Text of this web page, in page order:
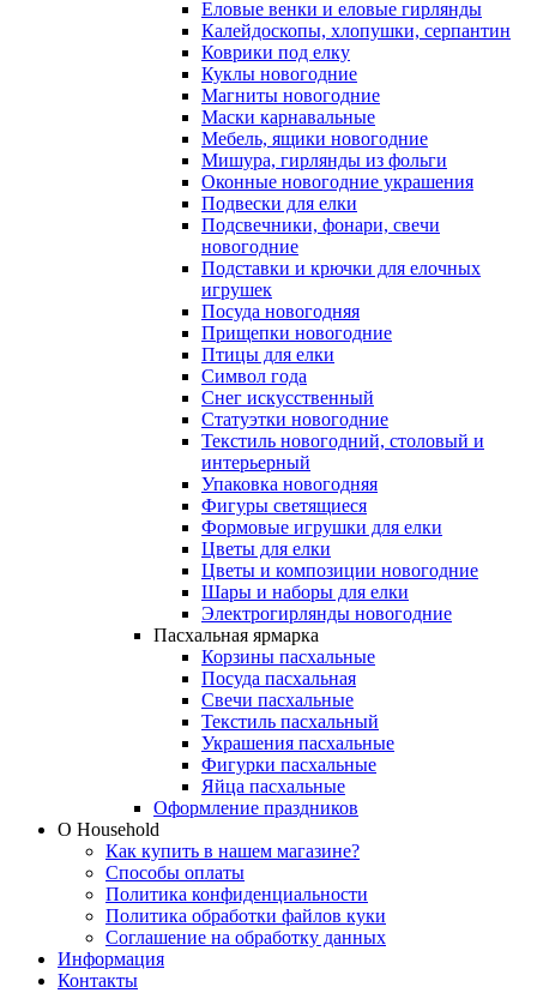
Еловые венки и еловые гирлянды
Калейдоскопы, хлопушки, серпантин
Коврики под елку
Куклы новогодние
Магниты новогодние
Маски карнавальные
Мебель, ящики новогодние
Мишура, гирлянды из фольги
Оконные новогодние украшения
Подвески для елки
Подсвечники, фонари, свечи
новогодние
Подставки и крючки для елочных
игрушек
Посуда новогодняя
Прищепки новогодние
Птицы для елки
Символ года
Снег искусственный
Статуэтки новогодние
Текстиль новогодний, столовый и
интерьерный
Упаковка новогодняя
Фигуры светящиеся
Формовые игрушки для елки
Цветы для елки
Цветы и композиции новогодние
Шары и наборы для елки
Электрогирлянды новогодние
Пасхальная ярмарка
Корзины пасхальные
Посуда пасхальная
Свечи пасхальные
Текстиль пасхальный
Украшения пасхальные
Фигурки пасхальные
Яйца пасхальные
Оформление праздников
О Household
Как купить в нашем магазине?
Способы оплаты
Политика конфиденциальности
Политика обработки файлов куки
Соглашение на обработку данных
Информация
Контакты